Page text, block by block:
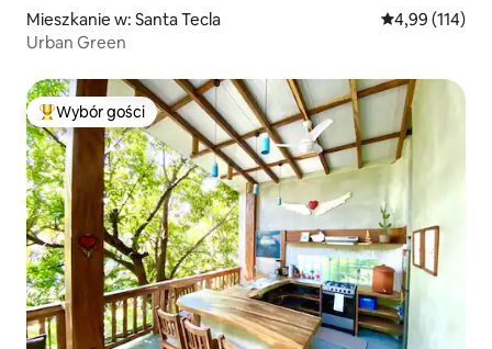
Mieszkanie w: Santa Tecla Średnia
4,99 (114)
Urban Green
Najpopularniejsze z kategorii Wybór gości
Wybór gości